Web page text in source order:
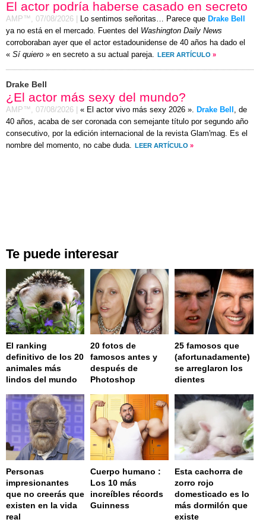
El actor podría haberse casado en secreto
AMP™, 07/08/2026 Lo sentimos señoritas… Parece que Drake Bell
ya no está en el mercado. Fuentes del Washington Daily News
corroboraban ayer que el actor estadounidense de 40 años ha dado el
« Sí quiero » en secreto a su actual pareja. LEER ARTÍCULO »
Drake Bell
¿El actor más sexy del mundo?
AMP™, 07/08/2026 « El actor vivo más sexy 2026 ». Drake Bell , de
40 años, acaba de ser coronada con semejante título por segundo año
consecutivo, por la edición internacional de la revista Glam'mag. Es el
nombre del momento, no cabe duda.
LEER ARTÍCULO »
Te puede interesar
El ranking
definitivo de los 20
animales más
lindos del mundo
20 fotos de
famosos antes y
después de
Photoshop
25 famosos que
(afortunadamente)
se arreglaron los
dientes
Personas
impresionantes
que no creerás que
existen en la vida
real
Cuerpo humano :
Los 10 más
increíbles récords
Guinness
Esta cachorra de
zorro rojo
domesticado es lo
más dormilón que
existe